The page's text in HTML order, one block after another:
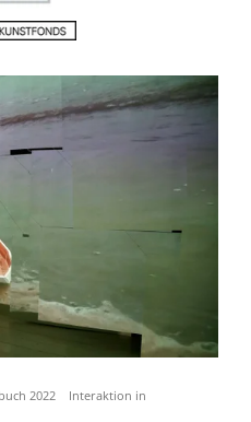
2022 Interaktion in